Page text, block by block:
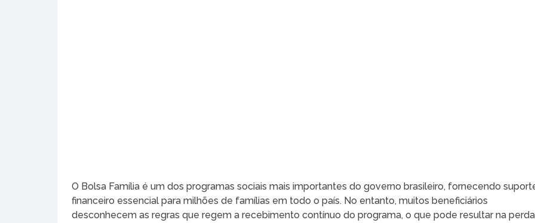
O Bolsa Família é um dos programas sociais mais importantes do governo brasileiro, fornecendo
financeiro essencial para milhões de famílias em todo o país. No entanto, muitos beneficiários
desconhecem as regras que regem a recebimento contínuo do programa, o que pode resultar na perda